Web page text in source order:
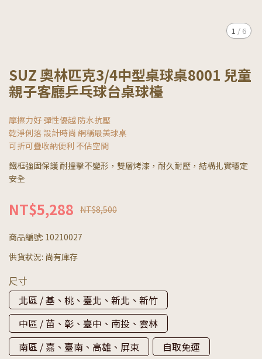
1 / 6
SUZ 奧林匹克3/4中型桌球桌8001 兒童
親子客廳乒乓球台桌球檯
摩擦力好 彈性優越 防水抗壓
乾淨俐落 設計時尚 網稱最美球桌
可折可疊收納便利 不佔空間
鐵框強固保護 耐撞擊不變形，雙層烤漆，耐久耐壓，結構扎實穩定
安全
NT$5,288 NT$8,500
商品編號: 10210027
供貨狀況: 尚有庫存
尺寸
北區 / 基、桃、臺北、新北、新竹
中區 / 苗、彰、臺中、南投、雲林
南區 / 嘉、臺南、高雄、屏東
自取免運